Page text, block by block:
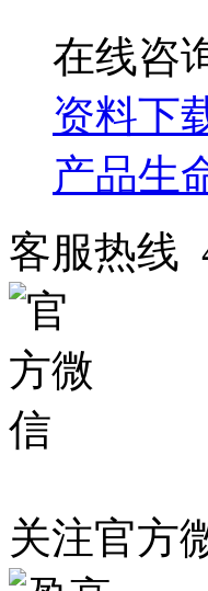
在线咨
资料下
产品生
客服热线
关注官方